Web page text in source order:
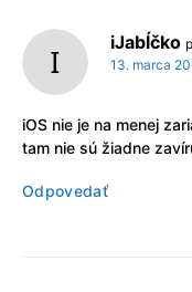
iJabĺčko
13. marca
iOS nie je na menej
tam nie sú žiadne
Odpovedať